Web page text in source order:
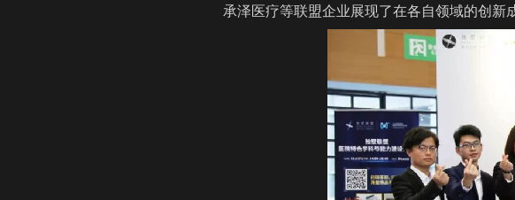
承泽医疗等联盟企业展现了在各自领域的创新